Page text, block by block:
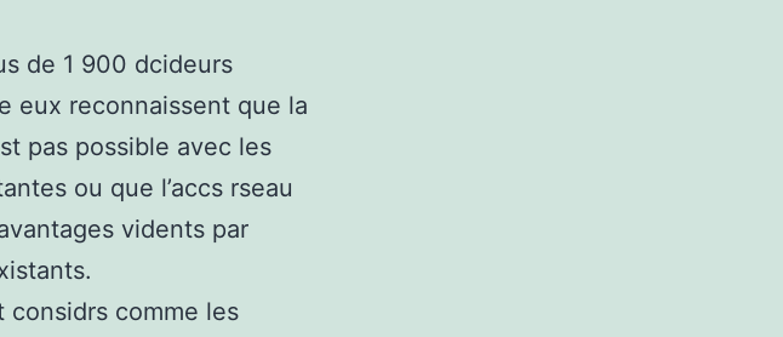
de 1 900 dcideurs
eux reconnaissent que la
pas possible avec les
ou que l’accs rseau
vidents par
considrs comme les